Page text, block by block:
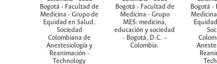
Bogotá - Facultad de
Medicina - Grupo de
Equidad en Salud.
Sociedad
Colombiana de
Anestesiología y
Reanimación -
Technology
Bogotá - Facultad de
Medicina - Grupo
MES: medicina,
educación y sociedad
- Bogotá, D.C. –
Colombia.
Bogotá -